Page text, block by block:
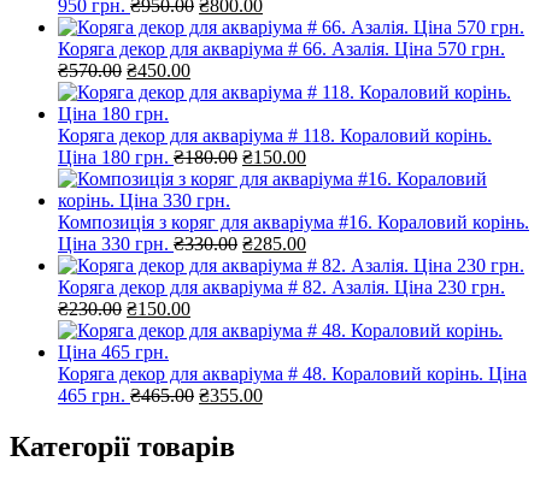
950 грн. ₴950.00
ціна:
₴950.00.
₴800.00
ціна:
₴800.00.
Коряга декор для акваріума # 66. Азалія. Ціна 570 грн.
₴570.00 Оригінальна
ціна:
₴570.00.
₴450.00Поточна
ціна:
Коряга декор для акваріума # 118. Кораловий корінь.
Ціна 180 грн. ₴180.00 Оригінальна
ціна:
₴150.00Поточна
ціна:
Композиція з коряг для акваріума #16. Кораловий корінь.
Ціна 330 грн. ₴330.00 Оригінальна
ціна:
₴330.00.
₴285.00Поточна
ціна:
₴285.00.
Коряга декор для акваріума # 82. Азалія. Ціна 230 грн.
₴230.00 Оригінальна
ціна:
₴230.00.
₴150.00Поточна
ціна:
Коряга декор для акваріума # 48. Кораловий корінь. Ціна
465 грн. ₴465.00 Оригінальна
₴465.00.
₴355.00Поточна
Категорії товарів